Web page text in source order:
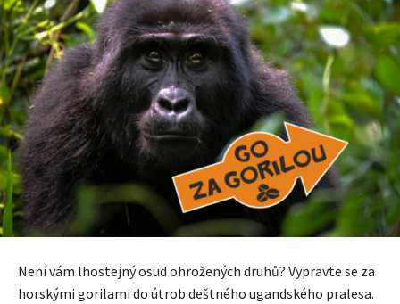
Není vám lhostejný osud ohrožených druhů? Vypravte se za
horskými gorilami do útrob deštného ugandského pralesa.